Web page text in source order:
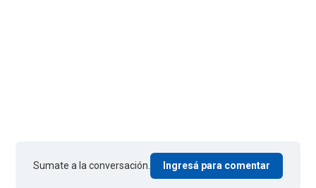
Sumate a la conversación. Ingresá para comentar